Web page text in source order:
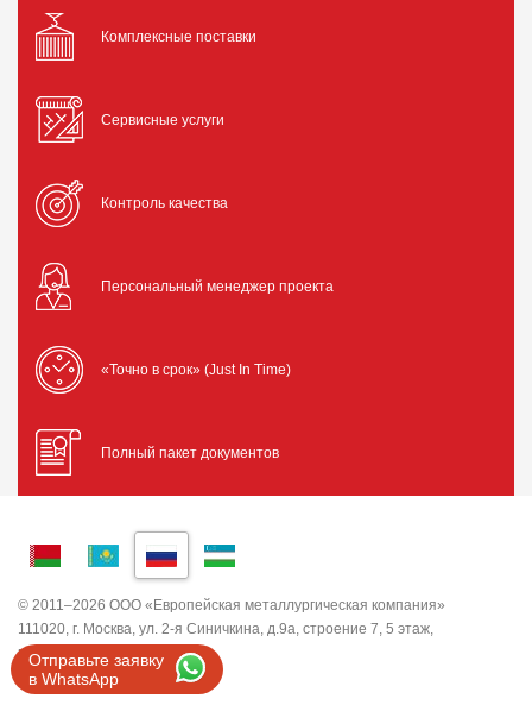
Отправьте заявку
в WhatsApp
Комплексные поставки
Сервисные услуги
Контроль качества
Персональный менеджер проекта
«Точно в срок» (Just In Time)
Полный пакет документов
© 2011–2026 ООО «Европейская металлургическая компания»
111020, г. Москва, ул. 2-я Синичкина, д.9а, строение 7, 5 этаж,
помещение I, комната 5
ИНН 7743820503 ООО "ЕМК"